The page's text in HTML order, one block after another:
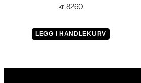
kr 8260
LEGG I HANDLEKURV